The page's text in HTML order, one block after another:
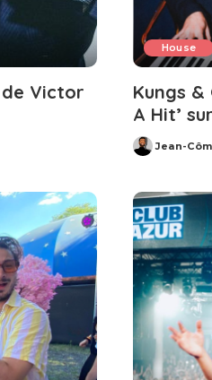
de Victor
House
Kungs &
A Hit’
Posted
Jean-